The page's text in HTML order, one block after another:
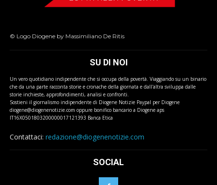
© Logo Diogene by Massimiliano De Ritis
SU DI NOI
Un vero quotidiano indipendente che si occupa della povertà. Viaggiando su un binario
che da una parte racconta storie e cronache della giornata e dall'altra sviluppa dalle
storie inchieste, approfondimenti, analisi e confronti.
Sostieni il giornalismo indipendente di Diogene Notizie Paypal per Diogene
diogene@diogenenotizie.com oppure bonifico bancario a Diogene aps
IT16X0501803200000017121393 Banca Etica
Contattaci: redazione@diogenenotizie.com
SOCIAL